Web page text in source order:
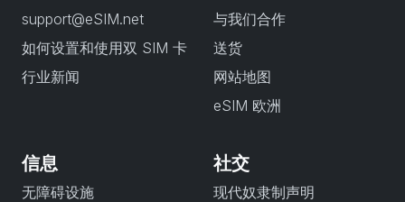
support@eSIM.net
如何设置和使用双 SIM 卡
行业新闻
与我们合作
送货
网站地图
eSIM 欧洲
信息
无障碍设施
社交
现代奴隶制声明